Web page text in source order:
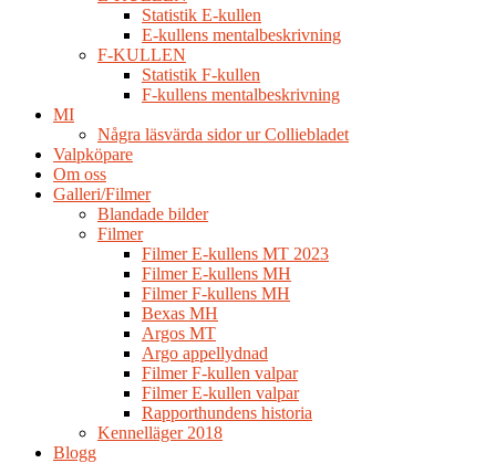
Statistik E-kullen
E-kullens mentalbeskrivning
F-KULLEN
Statistik F-kullen
F-kullens mentalbeskrivning
MI
Några läsvärda sidor ur Colliebladet
Valpköpare
Om oss
Galleri/Filmer
Blandade bilder
Filmer
Filmer E-kullens MT 2023
Filmer E-kullens MH
Filmer F-kullens MH
Bexas MH
Argos MT
Argo appellydnad
Filmer F-kullen valpar
Filmer E-kullen valpar
Rapporthundens historia
Kennelläger 2018
Blogg